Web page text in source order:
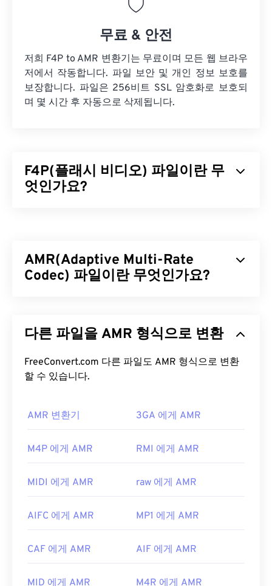
무료 & 안전
저희 F4P to AMR 변환기는 무료이며 모든 웹 브라우
저에서 작동합니다. 파일 보안 및 개인 정보 보호를
보장합니다. 파일은 256비트 SSL 암호화로 보호되
며 몇 시간 후 자동으로 삭제됩니다.
F4P(플래시 비디오) 파일이란 무
엇인가요?
및 비디오로 파일을 전송할 수 있도록 지원합니다. 한
가지 차이점을 제외하면 F4P는 F4V와 동일한 포맷입
F4P 파일을 어떻게 여나요?
대부분의 플랫폼에서 F4P 파일은 기본적으로 Adobe
Flash Player에서 열립니다. Microsoft Windows OS
한 결과를 얻을 수 있습니다.
지원하지 않는다는 점을 알아두는 것이 중요합니다.
수 있는 무료 옵션입니다. F4P의 "P"는 "보호됨"을 의
개발자: Adobe
유용한 링크:
https://en.wikipedia.org/wiki/플래시_비디오
AMR(Adaptive Multi-Rate
Codec) 파일이란 무엇인가요?
역 신호에 초점을 맞추므로 음성 녹음 및 라디오에 적
Communications) 및UMTS(Universal Mobile
Telecommunications System)
AMR 파일을 어떻게 여나요?
AMR 파일은 MMS 메시지를 포함하여 휴대폰에서 자
있습니다. AMR은
VLC 미디어 플레이어,
RealPlayer
에서도 실행됩니다.
무료 오디오 편집 소프트웨어인Audacity
세요. AMR 파일은 압축률이 높고 협대역 신호에 집
다른 파일을 AMR 형식으로 변환
FreeConvert.com 다른 파일도 AMR 형식으로 변환
할 수 있습니다.
AMR 변환기 3GA 에게 AMR
M4P 에게 AMR RMI 에게 AMR
MIDI 에게 AMR raw 에게 AMR
AIFC 에게 AMR MP1 에게 AMR
CAF 에게 AMR AIF 에게 AMR
MID 에게 AMR M4R 에게 AMR